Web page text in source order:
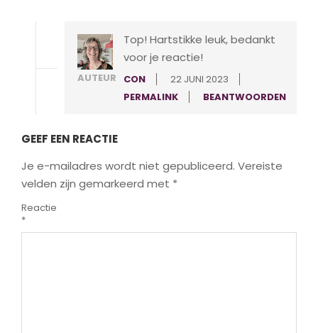
AUTEUR
Top! Hartstikke leuk, bedankt
voor je reactie!
CON
22 JUNI 2023
PERMALINK
BEANTWOORDEN
GEEF EEN REACTIE
Je e-mailadres wordt niet gepubliceerd. Vereiste
velden zijn gemarkeerd met *
Reactie
*